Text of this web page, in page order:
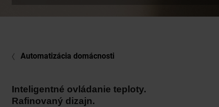
Automatizácia domácnosti
Inteligentné ovládanie teploty.
Rafinovaný dizajn.